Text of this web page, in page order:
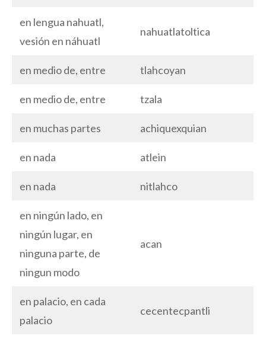
en lengua nahuatl,
vesión en náhuatl
nahuatlatoltica
en medio de, entre tlahcoyan
en medio de, entre tzala
en muchas partes achiquexquian
en nada atlein
en nada nitlahco
en ningún lado, en
ningún lugar, en
ninguna parte, de
ningun modo
acan
en palacio, en cada
palacio
cecentecpantli